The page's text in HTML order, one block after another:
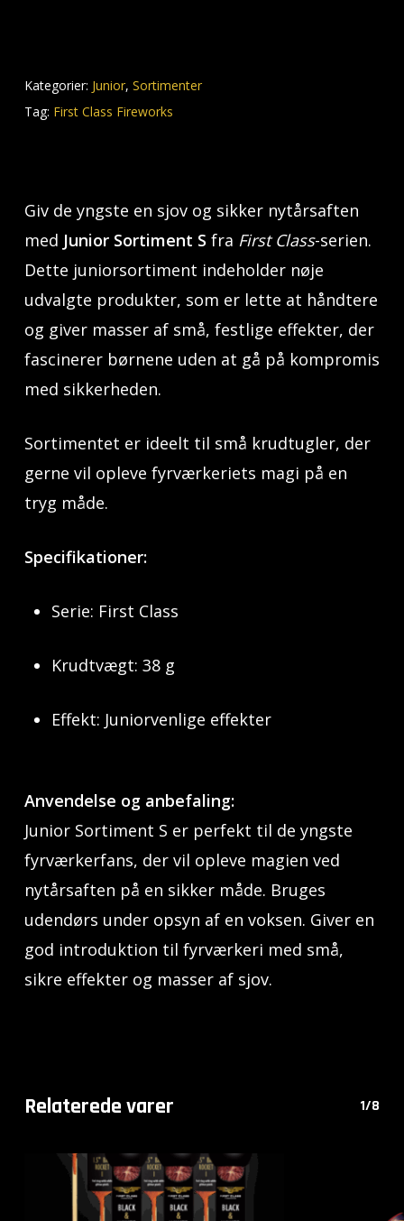
Kategorier: Junior, Sortimenter
Tag: First Class Fireworks
Giv de yngste en sjov og sikker nytårsaften
med Junior Sortiment S fra First Class-serien.
Dette juniorsortiment indeholder nøje
udvalgte produkter, som er lette at håndtere
og giver masser af små, festlige effekter, der
fascinerer børnene uden at gå på kompromis
med sikkerheden.
Sortimentet er ideelt til små krudtugler, der
gerne vil opleve fyrværkeriets magi på en
tryg måde.
Specifikationer:
Serie: First Class
Krudtvægt: 38 g
Effekt: Juniorvenlige effekter
Anvendelse og anbefaling:
Junior Sortiment S er perfekt til de yngste
fyrværkerfans, der vil opleve magien ved
nytårsaften på en sikker måde. Bruges
udendørs under opsyn af en voksen. Giver en
god introduktion til fyrværkeri med små,
sikre effekter og masser af sjov.
Relaterede varer 1/8